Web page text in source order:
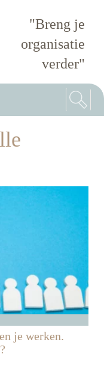
"Breng je
organisatie
verder"
je werken.